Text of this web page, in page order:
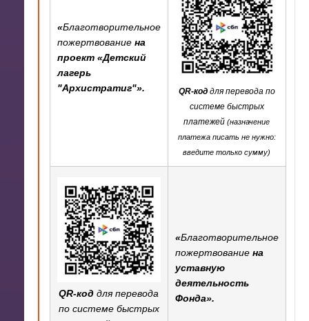
«Благотворительное
пожертвованиена
проект «Детский
лагерь
"Архистратиг"». QR-коддля перевода по
системе быстрых
платежей(назначение
платежа писать не нужно:
введите только сумму)
QR-код для перевода
по системе быстрых
«Благотворительное
пожертвованиена
уставную
деятельность
Фонда».